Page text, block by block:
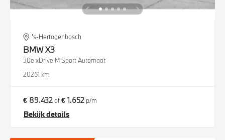
's-Hertogenbosch
BMWX3
30e xDrive M Sport Automaat
20261 km
€ 89.432of€ 1.652 p/m
Bekijk details